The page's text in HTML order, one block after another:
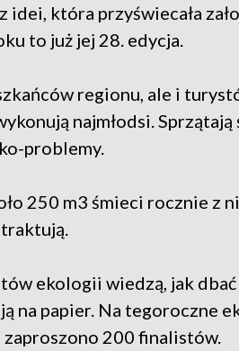
idei, która przyświecała
to już jej 28. edycja.
regionu, ale i
najmłodsi. Sprzątają
problemy.
250 m3 śmieci rocznie z
ekologii wiedzą, jak dbać
na papier. Na tegoroczne
zaproszono 200 finalistów.